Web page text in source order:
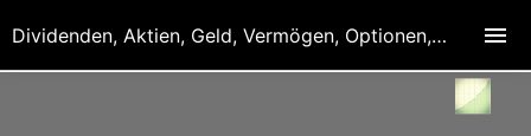
Dividenden, Aktien, Geld, Vermögen, Optionen, Derivate